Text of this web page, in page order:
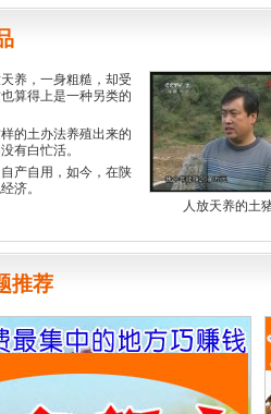
养，一身粗糙，却受
算得上是一种另类的
的土办法养殖出来的
有白忙活。
产自用，如今，在陕
济。
人放天养的土
推荐